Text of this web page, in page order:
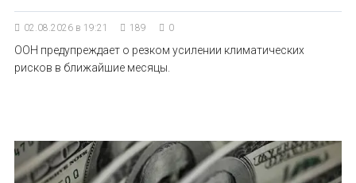
02.08.2026 в 19:21 189 0
ООН предупреждает о резком усилении климатических
рисков в ближайшие месяцы.